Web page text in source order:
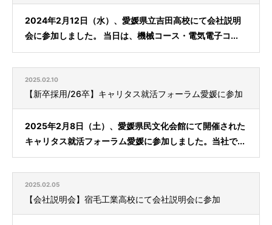
2024年2月12日（水）、愛媛県立吉田高校にて会社説明
会に参加しました。 当日は、機械コース・電気電子コ...
2025.02.10
【新卒採用/26卒】キャリタス就活フォーラム愛媛に参加
2025年2月8日（土）、愛媛県民文化会館にて開催された
キャリタス就活フォーラム愛媛に参加しました。当社で...
2025.02.05
【会社説明会】宿毛工業高校にて会社説明会に参加